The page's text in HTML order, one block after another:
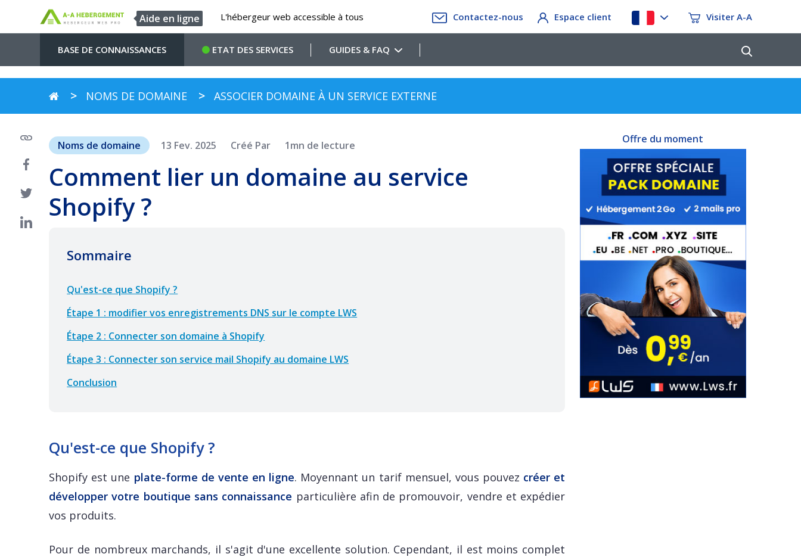
Aide en ligne L'hébergeur web accessible à tous Contactez-nous Espace client Visiter A-A
BASE DE CONNAISSANCES ETAT DES SERVICES GUIDES & FAQ
NOMS DE DOMAINE ASSOCIER DOMAINE À UN SERVICE EXTERNE
Noms de domaine 13 Fev. 2025 Créé Par 1mn de lecture
Comment lier un domaine au service
Shopify ?
Sommaire
Qu'est-ce que Shopify ?
Étape 1 : modifier vos enregistrements DNS sur le compte LWS
Étape 2 : Connecter son domaine à Shopify
Étape 3 : Connecter son service mail Shopify au domaine LWS
Conclusion
Qu'est-ce que Shopify ?
Shopify est une plate-forme de vente en ligne. Moyennant un tarif mensuel, vous pouvez créer et
développer votre boutique sans connaissance particulière afin de promouvoir, vendre et expédier
vos produits.
Pour de nombreux marchands, il s'agit d'une excellente solution. Cependant, il est moins complet
Offre du moment